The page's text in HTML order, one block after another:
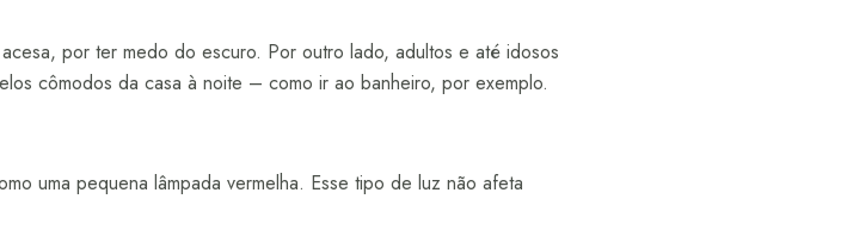
por ter medo do escuro. Por outro lado, adultos e até idosos
cômodos da casa à noite – como ir ao banheiro, por exemplo.
uma pequena lâmpada vermelha. Esse tipo de luz não afeta